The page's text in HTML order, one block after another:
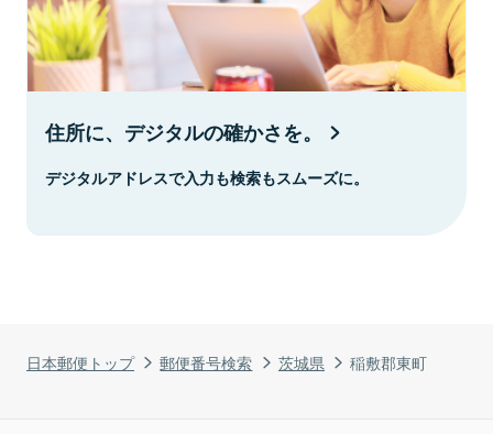
日本郵便トップ 郵便番号検索 茨城県 稲敷郡東町
住所に、デジタルの確かさを。
デジタルアドレスで入力も検索もスムーズに。